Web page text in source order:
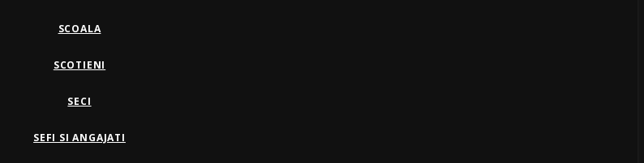
SCOALA
SCOTIENI
SECI
SEFI SI ANGAJATI